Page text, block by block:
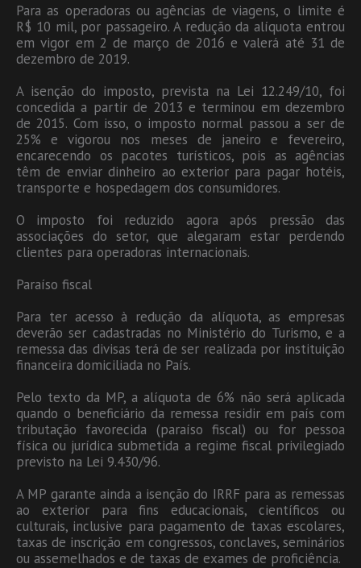
Para as operadoras ou agências de viagens, o limite é
R$ 10 mil, por passageiro. A redução da alíquota entrou
em vigor em 2 de março de 2016 e valerá até 31 de
dezembro de 2019.
A isenção do imposto, prevista na Lei 12.249/10, foi
concedida a partir de 2013 e terminou em dezembro
de 2015. Com isso, o imposto normal passou a ser de
25% e vigorou nos meses de janeiro e fevereiro,
encarecendo os pacotes turísticos, pois as agências
têm de enviar dinheiro ao exterior para pagar hotéis,
transporte e hospedagem dos consumidores.
O imposto foi reduzido agora após pressão das
associações do setor, que alegaram estar perdendo
clientes para operadoras internacionais.
Paraíso fiscal
Para ter acesso à redução da alíquota, as empresas
deverão ser cadastradas no Ministério do Turismo, e a
remessa das divisas terá de ser realizada por instituição
financeira domiciliada no País.
Pelo texto da MP, a alíquota de 6% não será aplicada
quando o beneficiário da remessa residir em país com
tributação favorecida (paraíso fiscal) ou for pessoa
física ou jurídica submetida a regime fiscal privilegiado
previsto na Lei 9.430/96.
A MP garante ainda a isenção do IRRF para as remessas
ao exterior para fins educacionais, científicos ou
culturais, inclusive para pagamento de taxas escolares,
taxas de inscrição em congressos, conclaves, seminários
ou assemelhados e de taxas de exames de proficiência.